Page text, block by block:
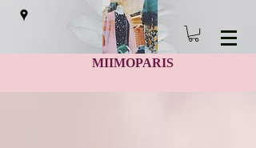
MIIMOPARIS